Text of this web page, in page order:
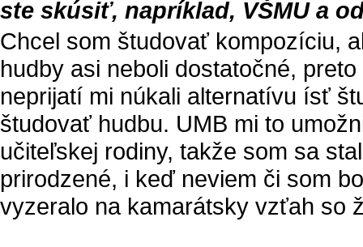
ste skúsiť, napríklad, VŠMU a
Chcel som študovať kompozíciu,
hudby asi neboli dostatočné,
neprijatí mi núkali alternatívu ísť
študovať hudbu. UMB mi to
učiteľskej rodiny, takže som sa
prirodzené, i keď neviem či som
vyzeralo na kamarátsky vzťah so